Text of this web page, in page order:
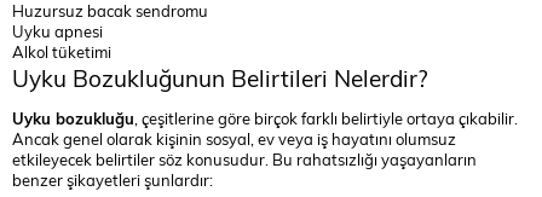
Huzursuz bacak sendromu
Uyku apnesi
Alkol tüketimi
Uyku Bozukluğunun Belirtileri Nelerdir?
Uyku bozukluğu , çeşitlerine göre birçok farklı belirtiyle ortaya çıkabilir.
Ancak genel olarak kişinin sosyal, ev veya iş hayatını olumsuz
etkileyecek belirtiler söz konusudur. Bu rahatsızlığı yaşayanların
benzer şikayetleri şunlardır: